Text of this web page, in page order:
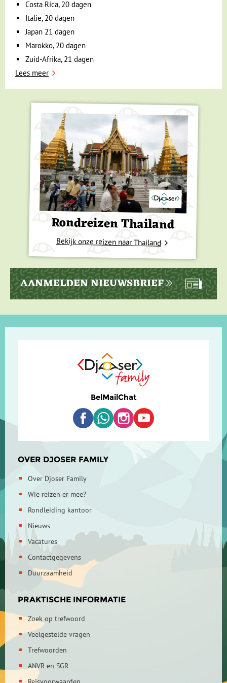
Costa Rica, 20 dagen
Italië, 20 dagen
Japan 21 dagen
Marokko, 20 dagen
Zuid-Afrika, 21 dagen
Lees meer
Rondreizen Thailand
Bekijk onze reizen naar Thailand
AANMELDEN NIEUWSBRIEF
BelMailChat
OVER DJOSER FAMILY
Over Djoser Family
Wie reizen er mee?
Rondleiding kantoor
Nieuws
Vacatures
Contactgegevens
Duurzaamheid
PRAKTISCHE INFORMATIE
Zoek op trefwoord
Veelgestelde vragen
Trefwoorden
ANVR en SGR